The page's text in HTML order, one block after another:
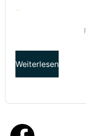
132.50 €
Weiterlesen